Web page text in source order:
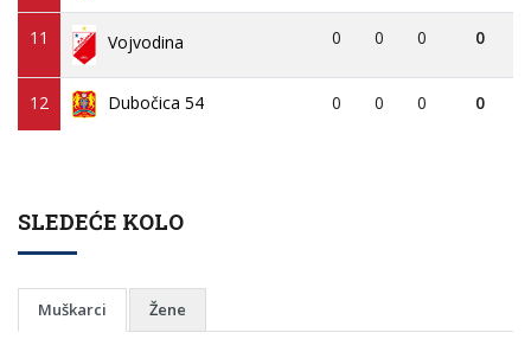
11 Vojvodina 0 0 0 0
12 Dubočica 54 0 0 0 0
SLEDEĆE KOLO
Muškarci Žene